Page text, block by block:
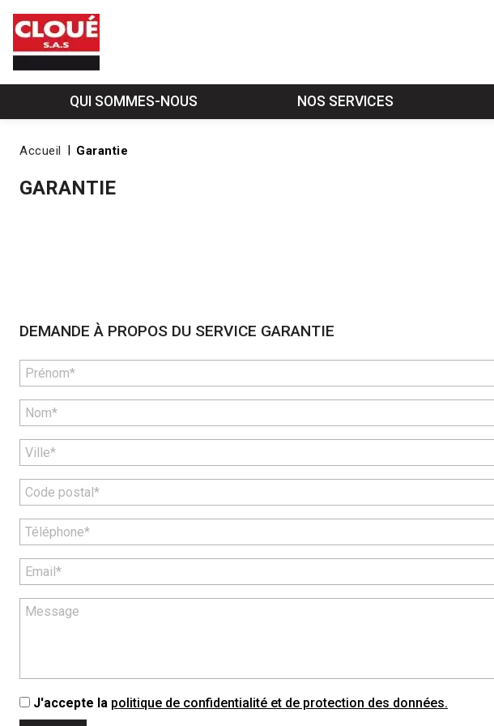
QUI SOMMES-NOUS NOS SERVICES
Accueil Garantie
GARANTIE
DEMANDE À PROPOS DU SERVICE GARANTIE
J'accepte la politique de confidentialité et de protection des données.